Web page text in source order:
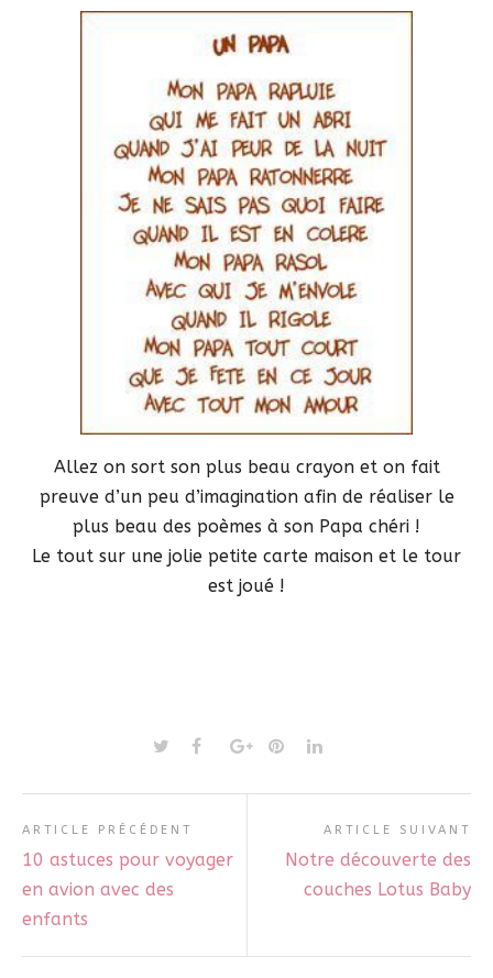
Allez on sort son plus beau crayon et on fait
preuve d’un peu d’imagination afin de réaliser le
plus beau des poèmes à son Papa chéri !
Le tout sur une jolie petite carte maison et le tour
est joué !
ARTICLE PRÉCÉDENT
10 astuces pour voyager
en avion avec des
enfants
ARTICLE SUIVANT
Notre découverte des
couches Lotus Baby